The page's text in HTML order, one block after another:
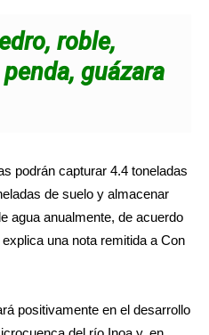
roble,
guázara
podrán capturar 4.4 toneladas
de suelo y almacenar
agua anualmente, de acuerdo
una nota remitida a Con
positivamente en el desarrollo